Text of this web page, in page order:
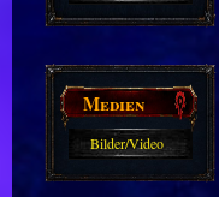
Guides
Medien
Bilder/Video